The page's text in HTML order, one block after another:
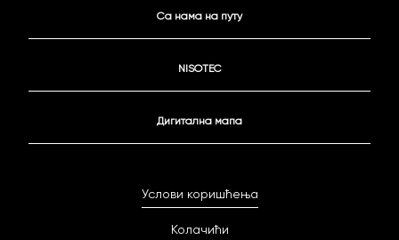
Са нама на путу
NISOTEC
Дигитална мапа
Услови коришћења
Колачићи